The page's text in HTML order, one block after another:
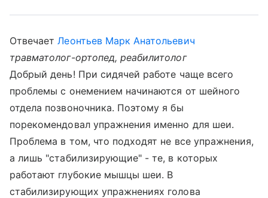
ОтвечаетЛеонтьев Марк Анатольевич
травматолог-ортопед, реабилитолог
Добрый день! При сидячей работе чаще всего
проблемы с онемением начинаются от шейного
отдела позвоночника. Поэтому я бы
порекомендовал упражнения именно для шеи.
Проблема в том, что подходят не все упражнения,
а лишь "стабилизирующие" - те, в которых
работают глубокие мышцы шеи. В
стабилизирующих упражнениях голова